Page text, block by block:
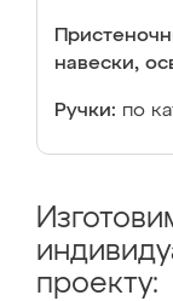
навески,
Ручки: по
проекту: